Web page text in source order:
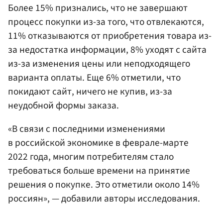
Более 15% признались, что не завершают
процесс покупки из-за того, что отвлекаются,
11% отказываются от приобретения товара из-
за недостатка информации, 8% уходят с сайта
из-за изменения цены или неподходящего
варианта оплаты. Еще 6% отметили, что
покидают сайт, ничего не купив, из-за
неудобной формы заказа.
«В связи с последними изменениями
в российской экономике в феврале-марте
2022 года, многим потребителям стало
требоваться больше времени на принятие
решения о покупке. Это отметили около 14%
россиян», — добавили авторы исследования.